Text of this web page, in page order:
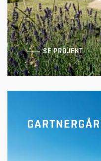
SE PROJEKT